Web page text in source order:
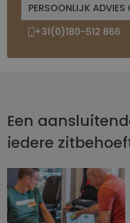
PERSOONLIJK
+31(0)180-512 866
Een
iedere